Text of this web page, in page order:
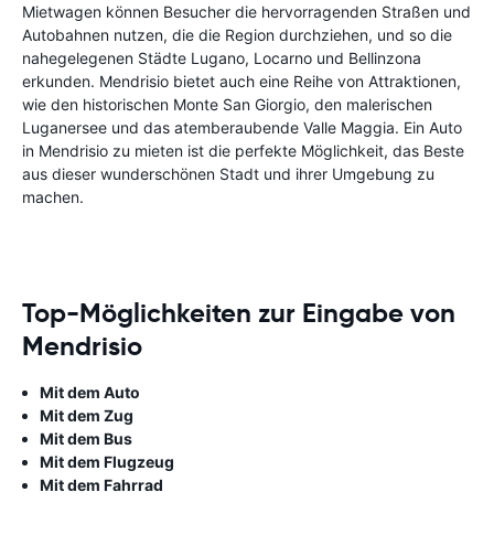
Mietwagen können Besucher die hervorragenden Straßen und
Autobahnen nutzen, die die Region durchziehen, und so die
nahegelegenen Städte Lugano, Locarno und Bellinzona
erkunden. Mendrisio bietet auch eine Reihe von Attraktionen,
wie den historischen Monte San Giorgio, den malerischen
Luganersee und das atemberaubende Valle Maggia. Ein Auto
in Mendrisio zu mieten ist die perfekte Möglichkeit, das Beste
aus dieser wunderschönen Stadt und ihrer Umgebung zu
machen.
Top-Möglichkeiten zur Eingabe von
Mendrisio
Mit dem Auto
Mit dem Zug
Mit dem Bus
Mit dem Flugzeug
Mit dem Fahrrad